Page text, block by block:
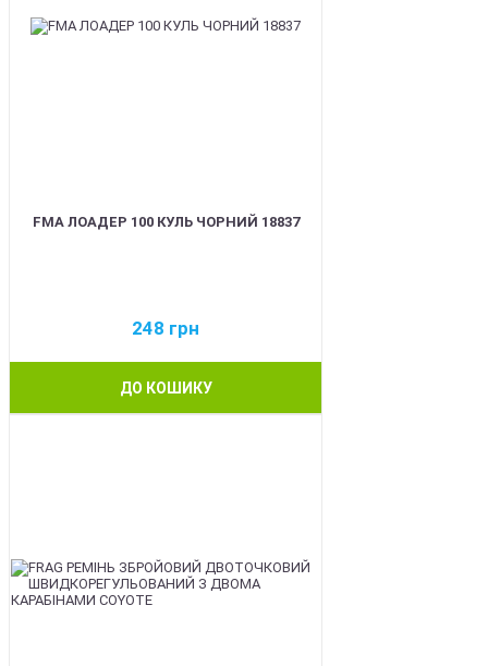
FMA ЛОАДЕР 100 КУЛЬ ЧОРНИЙ 18837
248 грн
ДО КОШИКУ